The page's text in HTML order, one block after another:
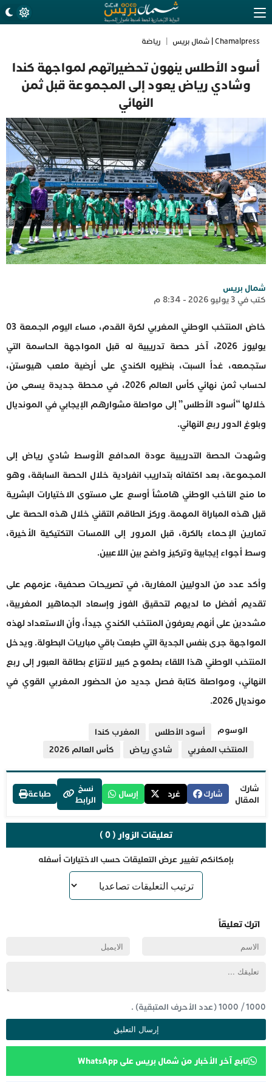
Chamalpress | شمال بريس رياضة
أسود الأطلس ينهون تحضيراتهم لمواجهة كندا
وشادي رياض يعود إلى المجموعة قبل ثمن
النهائي
شمال بريس
كتب في 3 يوليو 2026 - 8:34 م
خاض المنتخب الوطني المغربي لكرة القدم، مساء اليوم الجمعة 03
يوليوز 2026، آخر حصة تدريبية له قبل المواجهة الحاسمة التي
ستجمعه، غداً السبت، بنظيره الكندي على أرضية ملعب هيوستن،
لحساب ثمن نهائي كأس العالم 2026، في محطة جديدة يسعى من
خلالها “أسود الأطلس” إلى مواصلة مشوارهم الإيجابي في المونديال
وبلوغ الدور ربع النهائي.
وشهدت الحصة التدريبية عودة المدافع الأوسط شادي رياض إلى
المجموعة، بعد اكتفائه بتداريب انفرادية خلال الحصة السابقة، وهو
ما منح الناخب الوطني هامشاً أوسع على مستوى الاختيارات البشرية
قبل هذه المباراة المهمة. وركز الطاقم التقني خلال هذه الحصة على
تمارين الإحماء بالكرة، قبل المرور إلى اللمسات التكتيكية الأخيرة،
وسط أجواء إيجابية وتركيز واضح بين اللاعبين.
وأكد عدد من الدوليين المغاربة، في تصريحات صحفية، عزمهم على
تقديم أفضل ما لديهم لتحقيق الفوز وإسعاد الجماهير المغربية،
مشددين على أنهم يعرفون المنتخب الكندي جيداً، وأن الاستعداد لهذه
المواجهة جرى بنفس الجدية التي طبعت باقي مباريات البطولة. ويدخل
المنتخب الوطني هذا اللقاء بطموح كبير لانتزاع بطاقة العبور إلى ربع
النهائي، ومواصلة كتابة فصل جديد من الحضور المغربي القوي في
مونديال 2026.
الوسوم أسود الأطلس
المغرب كندا
المنتخب المغربي
شادي رياض كأس العالم 2026
شارك
المقال
شارك غرد إرسال
نسخ
الرابط
طباعة
تعليقات الزوار ( 0 )
بإمكانكم تغيير عرض التعليقات حسب الاختيارات أسفله
اترك تعليقاً
1000
/
1000(عدد الأحرف المتبقية) .
تابع آخر الأخبار من شمال بريس على WhatsApp